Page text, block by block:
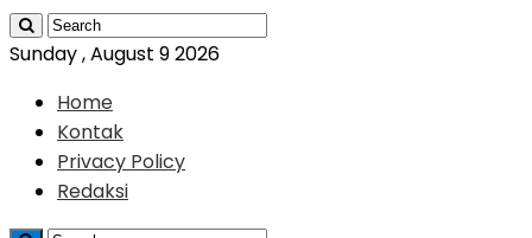
Sunday , August 9 2026
Home
Kontak
Privacy Policy
Redaksi